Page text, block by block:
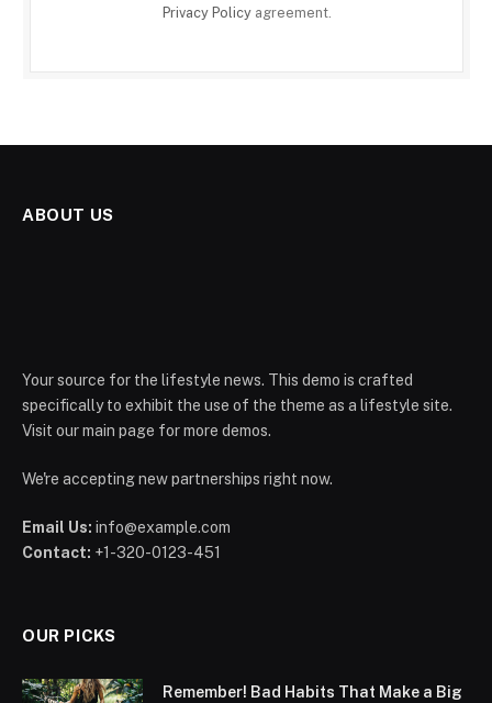
Privacy Policyagreement.
ABOUT US
Your source for the lifestyle news. This demo is crafted
specifically to exhibit the use of the theme as a lifestyle site.
Visit our main page for more demos.
We're accepting new partnerships right now.
Email Us: info@example.com
Contact: +1-320-0123-451
OUR PICKS
Remember! Bad Habits That Make a Big